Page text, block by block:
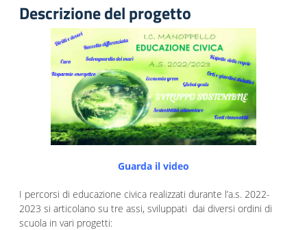
Descrizione del progetto
Guarda il video
I percorsi di educazione civica realizzati durante l’a.s. 2022-
2023 si articolano su tre assi, sviluppati dai diversi ordini di
scuola in vari progetti: